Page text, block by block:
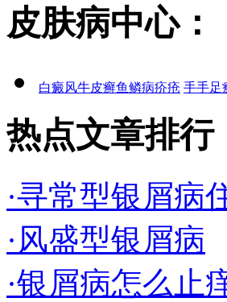
皮肤病中心：
白癜风牛皮癣鱼鳞病疥疮 手手足
热点文章排行
·寻常型银屑病
·风盛型银屑病
·银屑病怎么止